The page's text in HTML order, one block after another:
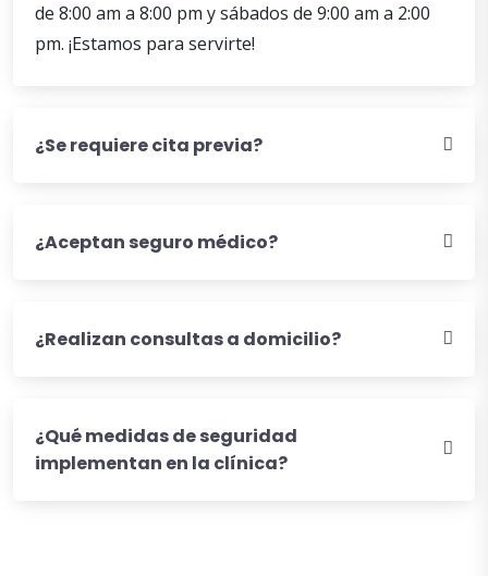
de 8:00 am a 8:00 pm y sábados de 9:00 am a 2:00
pm. ¡Estamos para servirte!
¿Se requiere cita previa?
¿Aceptan seguro médico?
¿Realizan consultas a domicilio?
¿Qué medidas de seguridad
implementan en la clínica?